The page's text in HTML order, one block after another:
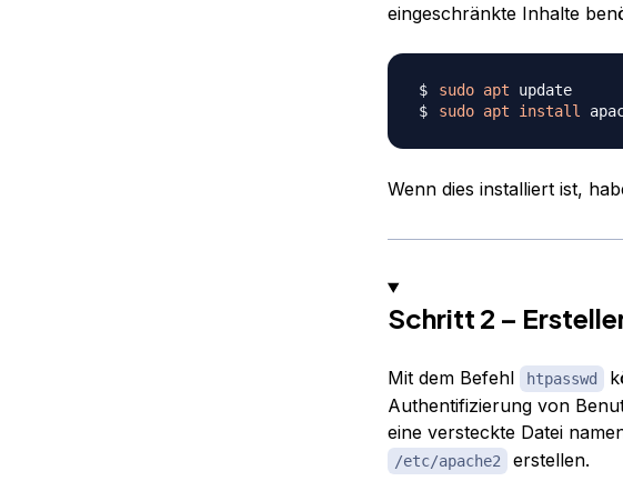
eingeschränkte Inhalte
sudo apt
update
sudo apt install
Wenn dies installiert ist,
Schritt 2 –
Mit dem Befehl htpasswd
Authentifizierung von
eine versteckte Datei
/etc/apache2 erstellen.